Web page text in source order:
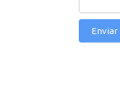
Enviar